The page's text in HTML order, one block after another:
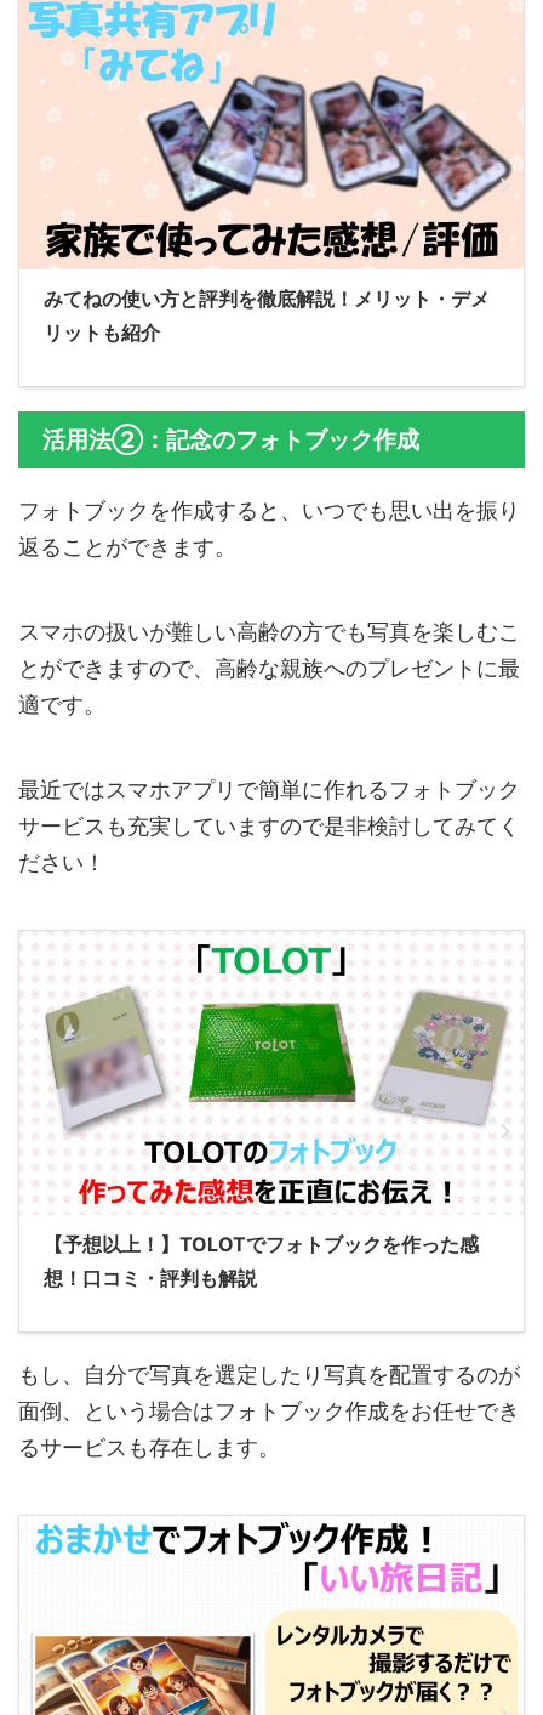
みてねの使い方と評判を徹底解説！メリット・デメ
リットも紹介
活用法②：記念のフォトブック作成
フォトブックを作成すると、いつでも思い出を振り
返ることができます。
スマホの扱いが難しい高齢の方でも写真を楽しむこ
とができますので、高齢な親族へのプレゼントに最
適です。
最近ではスマホアプリで簡単に作れるフォトブック
サービスも充実していますので是非検討してみてく
ださい！
【予想以上！】TOLOTでフォトブックを作った感
想！口コミ・評判も解説
もし、自分で写真を選定したり写真を配置するのが
面倒、という場合はフォトブック作成をお任せでき
るサービスも存在します。